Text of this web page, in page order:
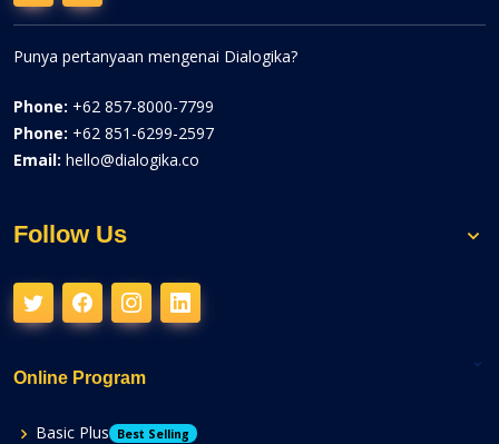
Punya pertanyaan mengenai Dialogika?
Phone: +62 857-8000-7799
Phone: +62 851-6299-2597
Email: hello@dialogika.co
Follow Us
Online Program
Basic Plus Best Selling